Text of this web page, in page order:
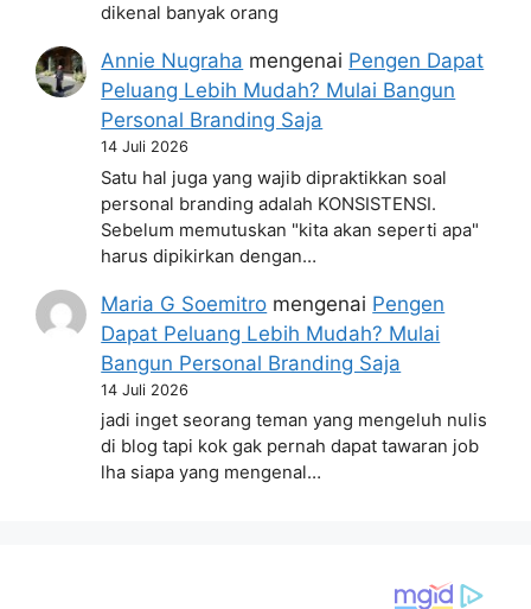
dikenal banyak orang
Annie Nugraha mengenai Pengen Dapat
Peluang Lebih Mudah? Mulai Bangun
Personal Branding Saja
14 Juli 2026
Satu hal juga yang wajib dipraktikkan soal
personal branding adalah KONSISTENSI.
Sebelum memutuskan "kita akan seperti apa"
harus dipikirkan dengan…
Maria G Soemitro mengenai Pengen
Dapat Peluang Lebih Mudah? Mulai
Bangun Personal Branding Saja
14 Juli 2026
jadi inget seorang teman yang mengeluh nulis
di blog tapi kok gak pernah dapat tawaran job
lha siapa yang mengenal…